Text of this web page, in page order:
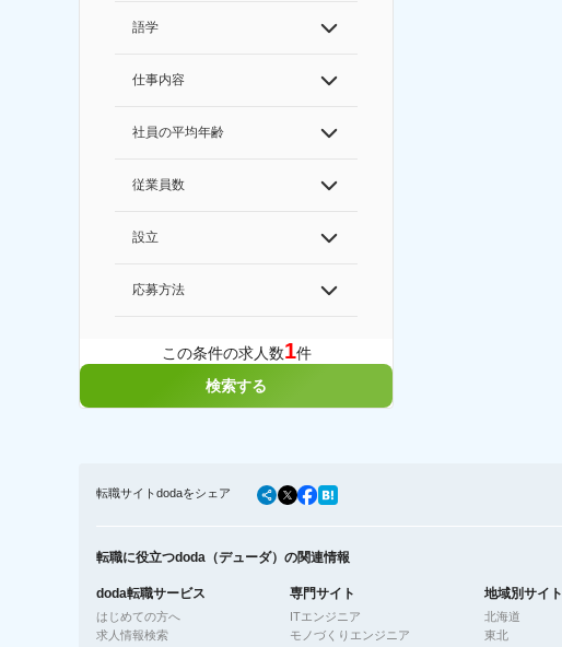
語学
仕事内容
社員の平均年齢
従業員数
設立
応募方法
この条件の求人数1件
検索する
転職サイトdodaをシェア
転職に役立つdoda（デューダ）の関連情報
doda転職サービス
はじめての方へ
求人情報検索
専門サイト
ITエンジニア
モノづくりエンジニア
地域別サイト
北海道
東北